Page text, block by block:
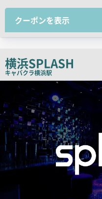
ッ
コ
クーポンを表示
横浜SPLASH
キャバクラ横浜駅
検
果
一
覧
用
画
像